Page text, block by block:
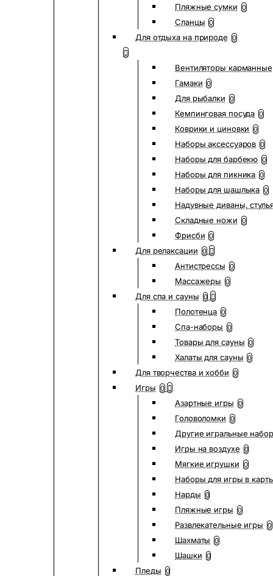
Пляжные сумки 0
Сланцы 0
Для отдыха на природе 0
Вентиляторы карманные
Гамаки 0
Для рыбалки 0
Кемпинговая посуда 0
Коврики и циновки 0
Наборы аксессуаров 0
Наборы для барбекю 0
Наборы для пикника 0
Наборы для шашлыка 0
Надувные диваны,
Складные ножи 0
Фрисби 0
Для релаксации 0
Антистрессы 0
Массажеры 0
Для спа и сауны 0
Полотенца 0
Спа-наборы 0
Товары для сауны 0
Халаты для сауны 0
Для творчества и хобби 0
Игры 0
Азартные игры 0
Головоломки 0
Другие игральные
Игры на воздухе 0
Мягкие игрушки 0
Наборы для игры в
Нарды 0
Пляжные игры 0
Развлекательные игры 0
Шахматы 0
Шашки 0
Пледы 0